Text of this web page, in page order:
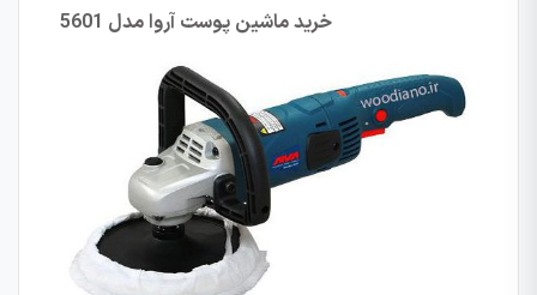
خرید ماشین پوست آروا مدل 5601